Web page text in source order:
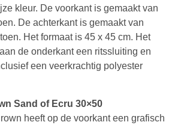
kleur. De voorkant is gemaakt van
De achterkant is gemaakt van
Het formaat is 45 x 45 cm. Het
de onderkant een ritssluiting en
een veerkrachtig polyester
Sand of Ecru 30×50
heeft op de voorkant een grafisch